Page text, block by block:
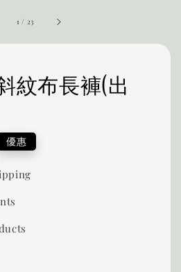
1 / 23
紋布長褲(出
優惠